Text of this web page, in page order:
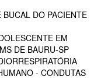
DO PACIENTE
EM
DE BAURU-SP
- CONDUTAS